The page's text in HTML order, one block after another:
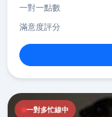
一對一點數
滿意度評分
一對多忙線中